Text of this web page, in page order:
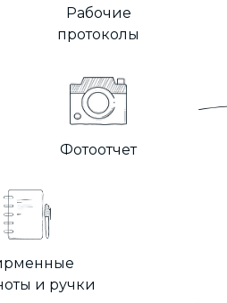
Фотоотчет
Рабочие
протоколы
и ручки